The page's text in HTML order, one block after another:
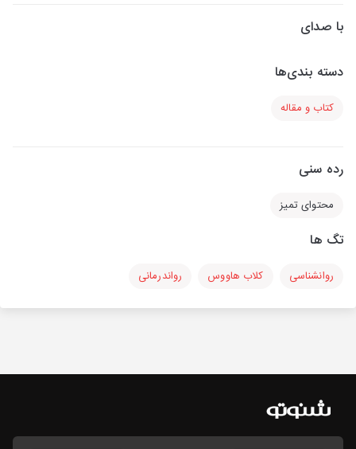
با صدای
دسته بندی‌ها
کتاب و مقاله
رده سنی
محتوای تمیز
تگ ها
روانشناسی کلاب هاووس رواندرمانی